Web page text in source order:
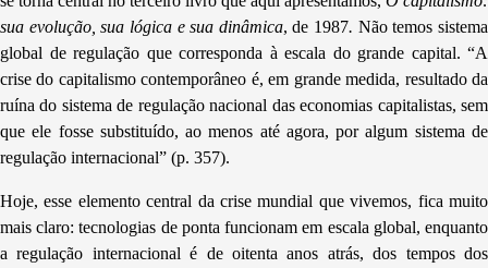
sua evolução, sua lógica e sua dinâmica, de 1987. Não temos sistema
global de regulação que corresponda à escala do grande capital. “A
crise do capitalismo contemporâneo é, em grande medida, resultado da
ruína do sistema de regulação nacional das economias capitalistas, sem
que ele fosse substituído, ao menos até agora, por algum sistema de
regulação internacional” (p. 357).
Hoje, esse elemento central da crise mundial que vivemos, fica muito
mais claro: tecnologias de ponta funcionam em escala global, enquanto
a regulação internacional é de oitenta anos atrás, dos tempos dos